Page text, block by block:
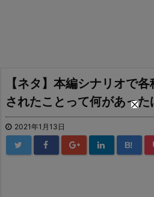
【ネタ】本編シナリオで
されたことって何があった
2021年1月13日
B!